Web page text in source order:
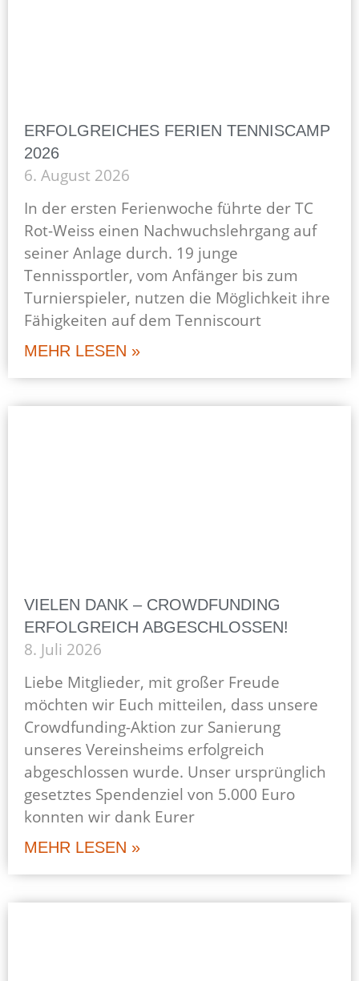
ERFOLGREICHES FERIEN TENNISCAMP
2026
6. August 2026
In der ersten Ferienwoche führte der TC
Rot-Weiss einen Nachwuchslehrgang auf
seiner Anlage durch. 19 junge
Tennissportler, vom Anfänger bis zum
Turnierspieler, nutzen die Möglichkeit ihre
Fähigkeiten auf dem Tenniscourt
MEHR LESEN »
VIELEN DANK – CROWDFUNDING
ERFOLGREICH ABGESCHLOSSEN!
8. Juli 2026
Liebe Mitglieder, mit großer Freude
möchten wir Euch mitteilen, dass unsere
Crowdfunding-Aktion zur Sanierung
unseres Vereinsheims erfolgreich
abgeschlossen wurde. Unser ursprünglich
gesetztes Spendenziel von 5.000 Euro
konnten wir dank Eurer
MEHR LESEN »